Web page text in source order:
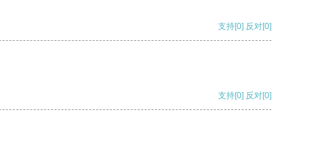
支持[0] 反对[0]
支持[0] 反对[0]